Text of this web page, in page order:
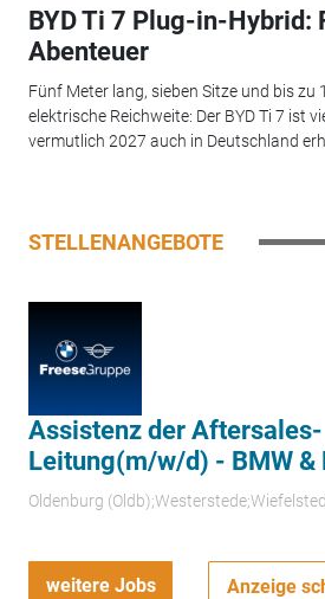
BYD Ti 7 Plug-in-Hybrid:
Abenteuer
Fünf Meter lang, sieben Sitze und bis zu
elektrische Reichweite: Der BYD Ti 7 ist
vermutlich 2027 auch in Deutschland
STELLENANGEBOTE
Assistenz der Aftersales-
Leitung(m/w/d) - BMW &
Oldenburg
weitere Jobs Anzeige